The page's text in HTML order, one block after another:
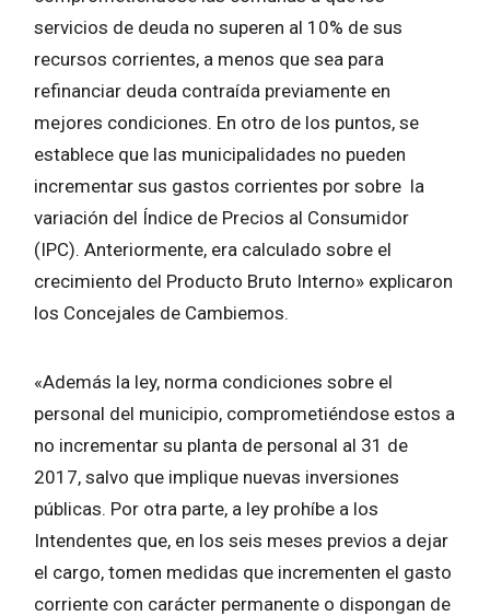
servicios de deuda no superen al 10% de sus
recursos corrientes, a menos que sea para
refinanciar deuda contraída previamente en
mejores condiciones. En otro de los puntos, se
establece que las municipalidades no pueden
incrementar sus gastos corrientes por sobre la
variación del Índice de Precios al Consumidor
(IPC). Anteriormente, era calculado sobre el
crecimiento del Producto Bruto Interno» explicaron
los Concejales de Cambiemos.
«Además la ley, norma condiciones sobre el
personal del municipio, comprometiéndose estos a
no incrementar su planta de personal al 31 de
2017, salvo que implique nuevas inversiones
públicas. Por otra parte, a ley prohíbe a los
Intendentes que, en los seis meses previos a dejar
el cargo, tomen medidas que incrementen el gasto
corriente con carácter permanente o dispongan de